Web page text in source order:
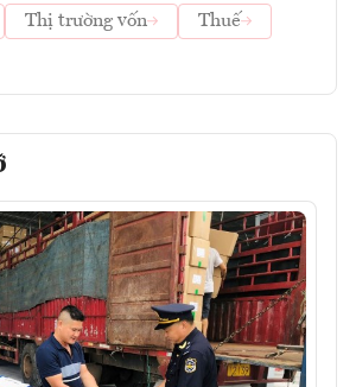
Thị trường vốn
Thuế